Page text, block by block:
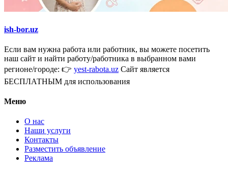
ish-bor.uz
Если вам нужна работа или работник, вы можете посетить
наш сайт и найти работу/работника в выбранном вами
регионе/городе: 👉 yest-rabota.uz Сайт является
БЕСПЛАТНЫМ для использования
Меню
О нас
Наши услуги
Контакты
Разместить объявление
Реклама